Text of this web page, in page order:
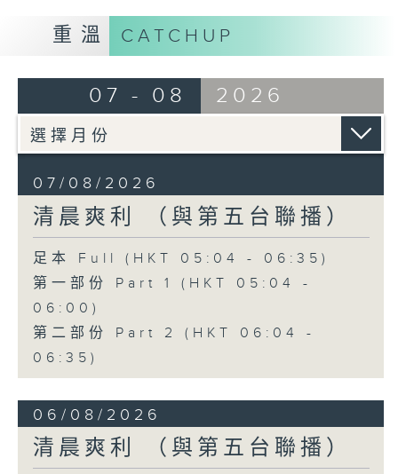
重溫 CATCHUP
07 - 08 2026
07/08/2026
清晨爽利 （與第五台聯播）
足本 Full (HKT 05:04 - 06:35)
第一部份 Part 1 (HKT 05:04 -
06:00)
第二部份 Part 2 (HKT 06:04 -
06:35)
06/08/2026
清晨爽利 （與第五台聯播）